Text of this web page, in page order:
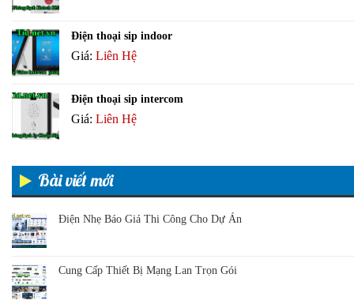
Điện thoại sip indoor
Giá: Liên Hệ
Điện thoại sip intercom
Giá: Liên Hệ
Bài viết mới
Điện Nhẹ Báo Giá Thi Công Cho Dự Án
Cung Cấp Thiết Bị Mạng Lan Trọn Gói